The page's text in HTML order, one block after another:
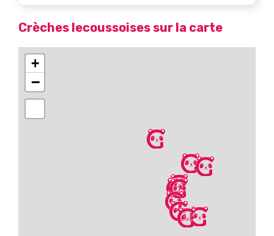
Crèches lecoussoises sur la carte
+
−